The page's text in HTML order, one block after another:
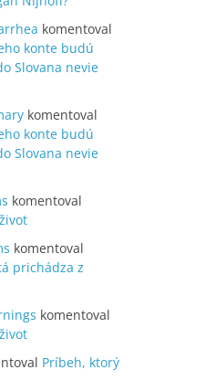
komentoval
konte budú
Slovana nevie
komentoval
konte budú
Slovana nevie
komentoval
komentoval
prichádza z
komentoval
Príbeh, ktorý